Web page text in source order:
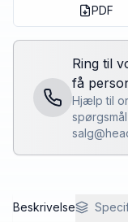
PDF
Ring til
få
Hjælp til
Beskrivelse